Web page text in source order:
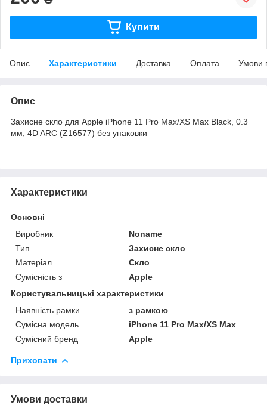
Купити
Опис Характеристики Доставка Оплата Умови
Опис
Захисне скло для Apple iPhone 11 Pro Max/XS Max Black, 0.3
мм, 4D ARC (Z16577) без упаковки
Характеристики
Основні
Виробник
Noname
Тип
Захисне скло
Матеріал
Скло
Сумісність з
Apple
Користувальницькі характеристики
Наявність рамки
з рамкою
Сумісна модель
iPhone 11 Pro Max/XS Max
Сумісний бренд
Apple
Приховати
Умови доставки